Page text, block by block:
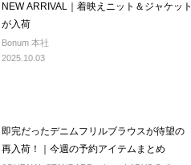
NEW ARRIVAL｜着映えニット＆ジャケット
が入荷
Bonum 本社
2025.10.03
即完だったデニムフリルブラウスが待望の
再入荷！｜今週の予約アイテムまとめ